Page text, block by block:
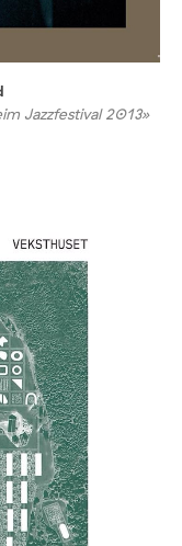
Jazzfestival 2013»